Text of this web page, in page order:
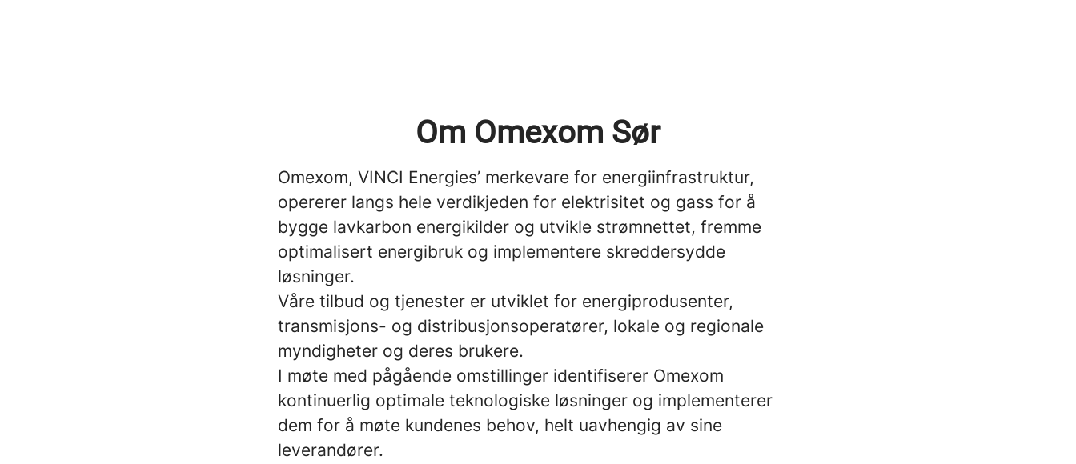
Om Omexom Sør
Omexom, VINCI Energies’ merkevare for energiinfrastruktur,
opererer langs hele verdikjeden for elektrisitet og gass for å
bygge lavkarbon energikilder og utvikle strømnettet, fremme
optimalisert energibruk og implementere skreddersydde
løsninger.
Våre tilbud og tjenester er utviklet for energiprodusenter,
transmisjons- og distribusjonsoperatører, lokale og regionale
myndigheter og deres brukere.
I møte med pågående omstillinger identifiserer Omexom
kontinuerlig optimale teknologiske løsninger og implementerer
dem for å møte kundenes behov, helt uavhengig av sine
leverandører.